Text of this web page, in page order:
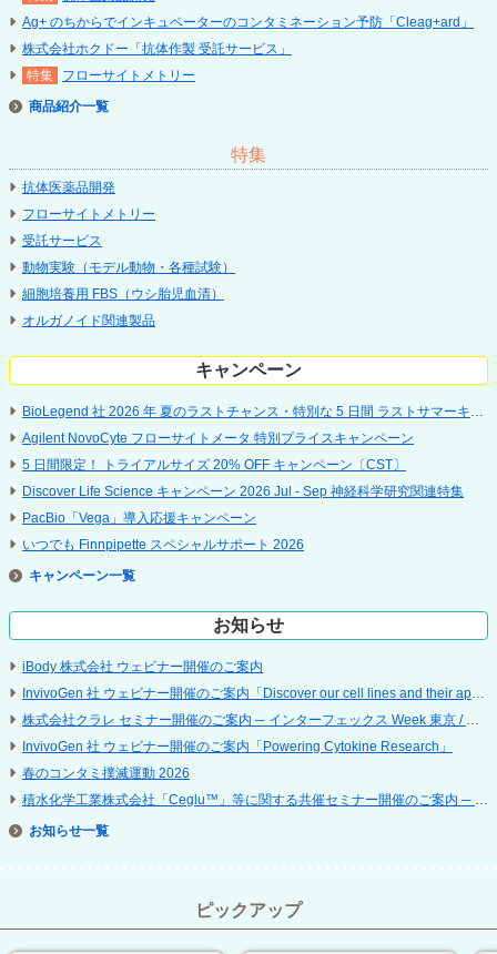
Ag+ のちからでインキュベーターのコンタミネーション予防「Cleag+ard」
株式会社ホクドー「抗体作製 受託サービス」
フローサイトメトリー
商品紹介
特集
抗体医薬品開発
フローサイトメトリー
受託サービス
動物実験（モデル動物・各種試験）
細胞培養用 FBS（ウシ胎児血清）
オルガノイド関連製品
キャンペーン
BioLegend 社 2026 年 夏のラストチャンス・特別な 5 日間 ラストサマーキャンペーン
Agilent NovoCyte フローサイトメータ 特別プライスキャンペーン
5 ⽇間限定！ トライアルサイズ 20% OFF キャンペーン〔CST〕
Discover Life Science キャンペーン 2026 Jul - Sep 神経科学研究関連特集
PacBio「Vega」導入応援キャンペーン
いつでも Finnpipette スペシャルサポート 2026
キャンペーン
お知らせ
iBody 株式会社 ウェビナー開催のご案内
InvivoGen 社 ウェビナー開催のご案内「Discover our cell lines and their applications」
株式会社クラレ セミナー開催のご案内 ─ インターフェックス Week 東京 / 再生医療 EXPO 東京
InvivoGen 社 ウェビナー開催のご案内「Powering Cytokine Research」
春のコンタミ撲滅運動 2026
積水化学工業株式会社「Ceglu™」等に関する共催セミナー開催のご案内 ─ 第 25 回 日本再生医療学会総会
お知らせ
ピックアップ